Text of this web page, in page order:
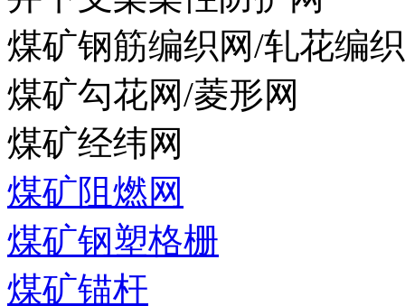
煤矿钢筋编织网/轧花编
煤矿勾花网/菱形网
煤矿经纬网
煤矿阻燃网
煤矿钢塑格栅
煤矿锚杆